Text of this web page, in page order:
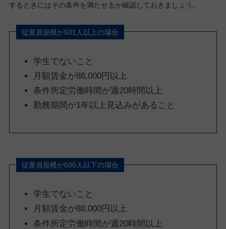
するときにはその条件を満たせるか確認しておきましょう。
従業員規模が501人以上の場合
学生でないこと
月額賃金が88,000円以上
条件所定労働時間が週20時間以上
勤務期間が1年以上見込みがあること
従業員規模が500人以下の場合
学生でないこと
月額賃金が88,000円以上
条件所定労働時間が週20時間以上